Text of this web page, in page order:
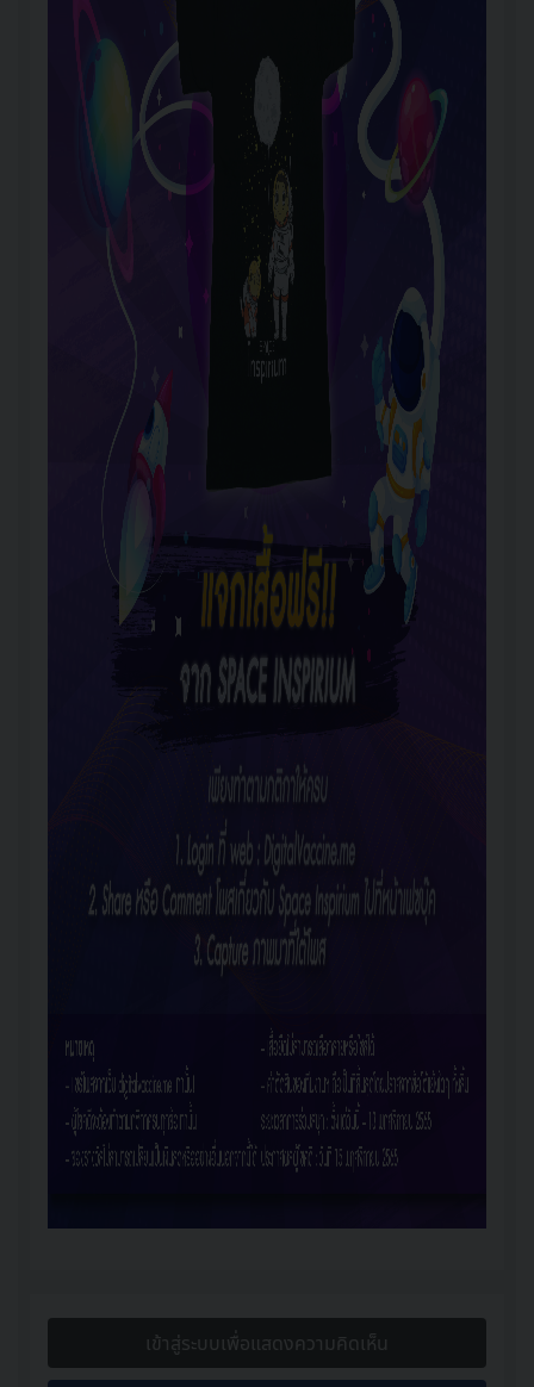
เข้าสู่ระบบเพื่อแสดงความคิดเห็น